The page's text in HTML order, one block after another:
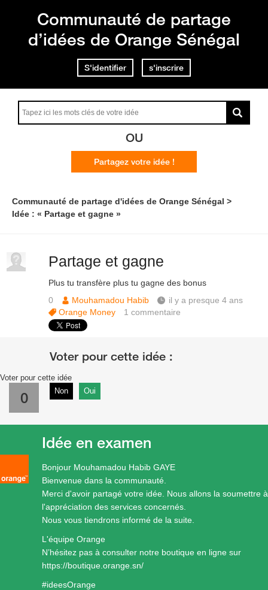
Communauté de partage
d’idées de Orange Sénégal
S'identifier s'inscrire
OU
Partagez votre idée !
Communauté de partage d'idées de Orange Sénégal
Idée : « Partage et gagne »
Partage et gagne
Plus tu transfère plus tu gagne des bonus
0
Mouhamadou Habib
il y a presque 4 ans
Orange Money
1commentaire
Voter pour cette idée
0 Non Oui
Bonjour Mouhamadou Habib GAYE
Bienvenue dans la communauté.
Merci d'avoir partagé votre idée. Nous allons la soumettre à
l'appréciation des services concernés.
Nous vous tiendrons informé de la suite.
L'équipe Orange
N’hésitez pas à consulter notre boutique en ligne sur
https://boutique.orange.sn/
#ideesOrange
Idée en examen